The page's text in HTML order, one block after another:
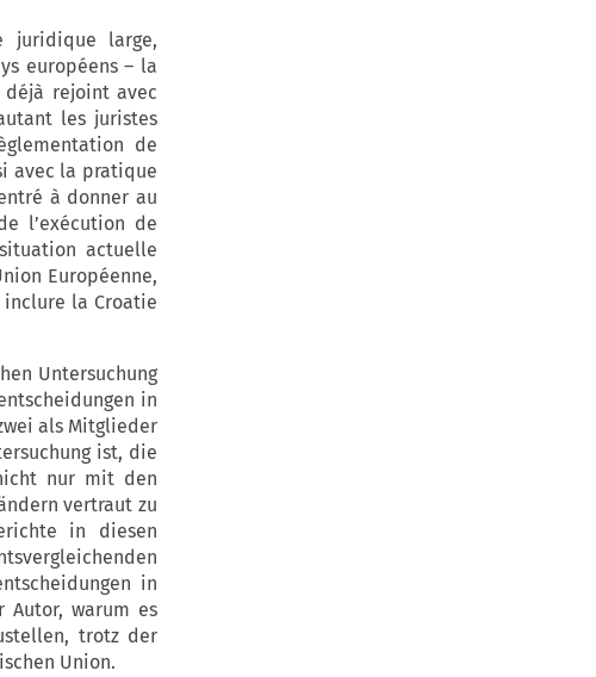
juridique large,
européens – la
déjà rejoint avec
les juristes
de
avec la pratique
à donner au
l’exécution de
actuelle
Européenne,
inclure la Croatie
Untersuchung
in
als Mitglieder
ist, die
nur mit den
vertraut zu
in diesen
in
Autor, warum es
trotz der
Union.